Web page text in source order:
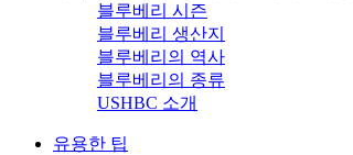
블루베리 시즌
블루베리 생산지
블루베리의 역사
블루베리의 종류
USHBC 소개
유용한 팁